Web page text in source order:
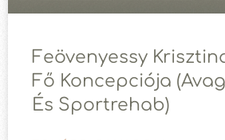
Feövenyessy
Fő Koncepciója
És Sportrehab)